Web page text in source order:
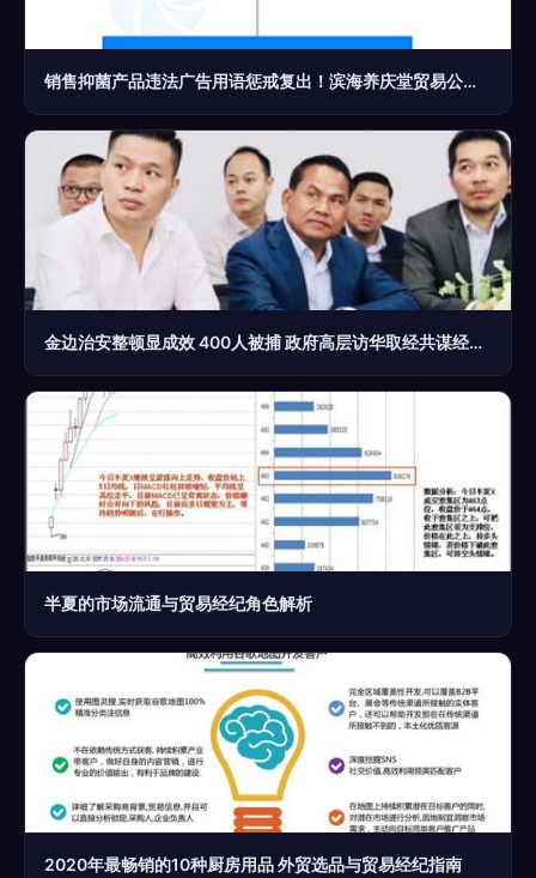
销售抑菌产品违法广告用语惩戒复出！滨海养庆堂贸易公司因‘消火止痛’宣传被罚款
金边治安整顿显成效 400人被捕 政府高层访华取经共谋经贸新篇章
半夏的市场流通与贸易经纪角色解析
2020年最畅销的10种厨房用品 外贸选品与贸易经纪指南